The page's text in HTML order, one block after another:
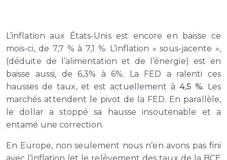
L’inflation aux États-Unis est encore en baisse ce
mois-ci, de 7,7 % à 7,1 %. L’inflation « sous-jacente »,
(déduite de l’alimentation et de l’énergie) est en
baisse aussi, de 6,3% à 6%. La FED a ralenti ces
hausses de taux, et est actuellement à 4,5 %. Les
marchés attendent le pivot de la FED. En parallèle,
le dollar a stoppé sa hausse insoutenable et a
entamé une correction.
En Europe, non seulement nous n’en avons pas fini